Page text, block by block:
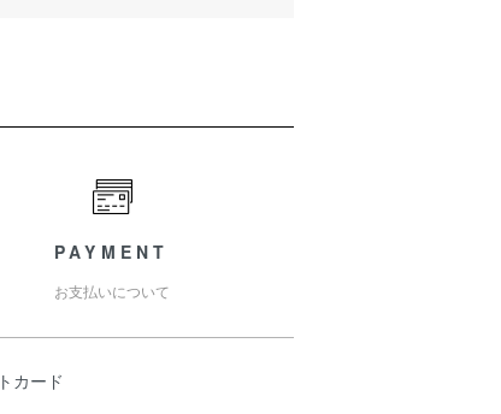
PAYMENT
お支払いについて
カード